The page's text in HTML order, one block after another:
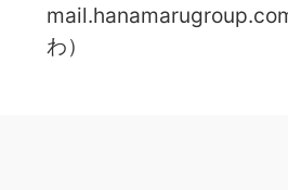
わ）